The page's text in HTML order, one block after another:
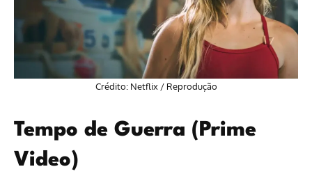
Crédito: Netflix / Reprodução
Tempo de Guerra (Prime
Video)